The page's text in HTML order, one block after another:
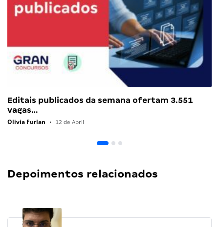
Editais publicados da semana ofertam 3.551
vagas…
Olivia Furlan • 12 de Abril
Depoimentos relacionados